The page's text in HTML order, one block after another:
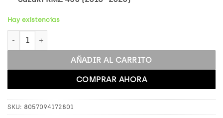
Hay existencias
CHAIN GUIDE SUZUKI 250-450 F 2018/2022 RMZ BLACK
AÑADIR AL CARRITO
COMPRAR AHORA
SKU: 8057094172801